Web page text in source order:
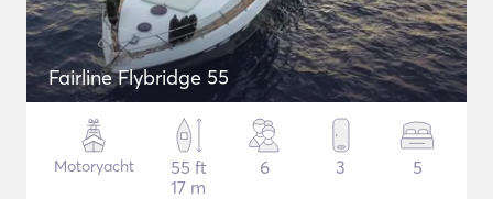
Fairline Flybridge 55
Motoryacht
55 ft
17 m
6 3 5